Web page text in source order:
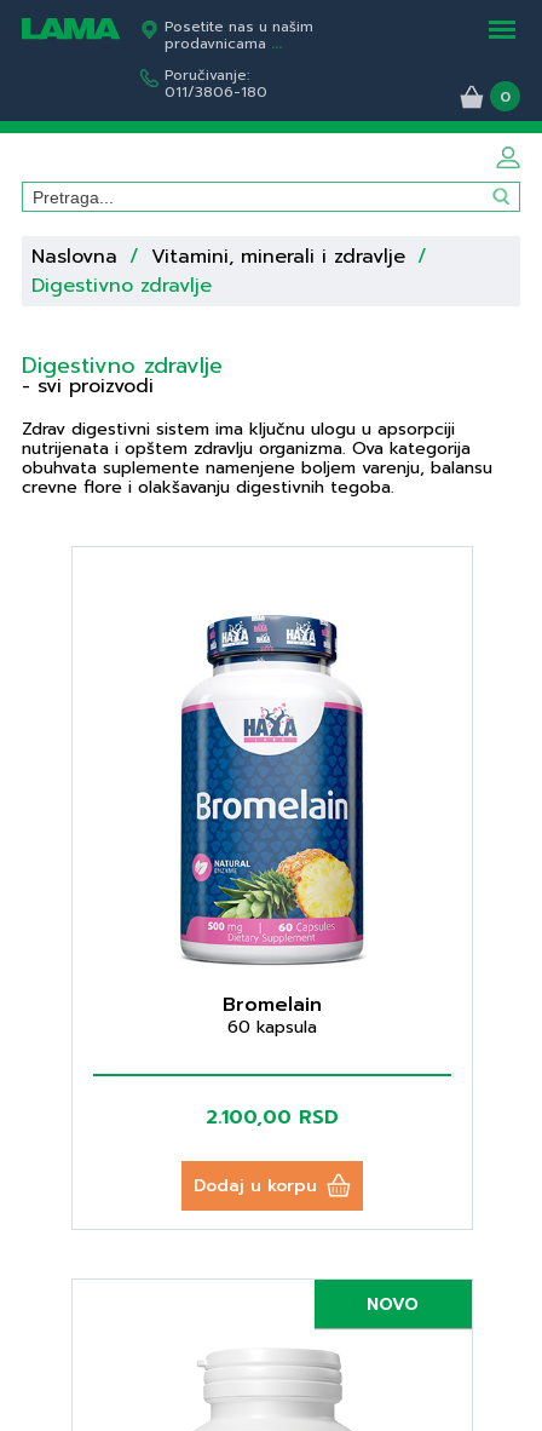
Posetite nas u našim
prodavnicama ...
Poručivanje:
011/3806-180 0
Naslovna / Vitamini, minerali i zdravlje /
Digestivno zdravlje
Digestivno zdravlje
- svi proizvodi
Zdrav digestivni sistem ima ključnu ulogu u apsorpciji
nutrijenata i opštem zdravlju organizma. Ova kategorija
obuhvata suplemente namenjene boljem varenju, balansu
crevne flore i olakšavanju digestivnih tegoba.
Bromelain
60 kapsula
2.100,00 RSD
Dodaj u korpu
NOVO